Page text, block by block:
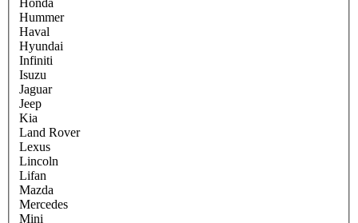
Honda
Hummer
Haval
Hyundai
Infiniti
Isuzu
Jaguar
Jeep
Kia
Land Rover
Lexus
Lincoln
Lifan
Mazda
Mercedes
Mini